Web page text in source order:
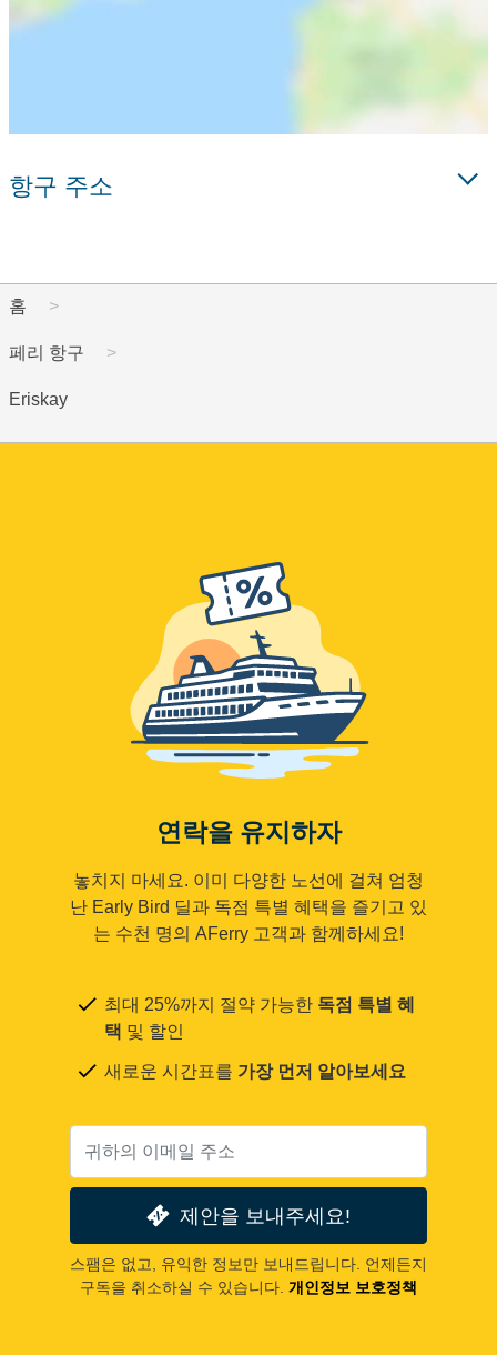
항구 주소
홈
페리 항구
Eriskay
연락을 유지하자
놓치지 마세요. 이미 다양한 노선에 걸쳐 엄청
난 Early Bird 딜과 독점 특별 혜택을 즐기고 있
는 수천 명의 AFerry 고객과 함께하세요!
최대 25%까지 절약 가능한 독점 특별 혜
택 및 할인
새로운 시간표를 가장 먼저 알아보세요
제안을 보내주세요!
스팸은 없고, 유익한 정보만 보내드립니다. 언제든지
구독을 취소하실 수 있습니다. 개인정보 보호정책